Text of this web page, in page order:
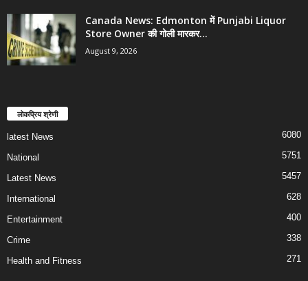
Canada News: Edmonton में Punjabi Liquor
Store Owner की गोली मारकर...
August 9, 2026
लोकप्रिय श्रेणी
latest News 6080
National 5751
Latest News 5457
International 628
Entertainment 400
Crime 338
Health and Fitness 271